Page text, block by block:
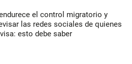
el control migratorio y
las redes sociales de quienes
esto debe saber